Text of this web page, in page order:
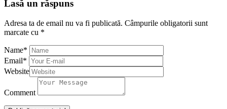
Lasă un răspuns
Adresa ta de email nu va fi publicată. Câmpurile obligatorii sunt
marcate cu *
Name*
Email*
Website
Comment